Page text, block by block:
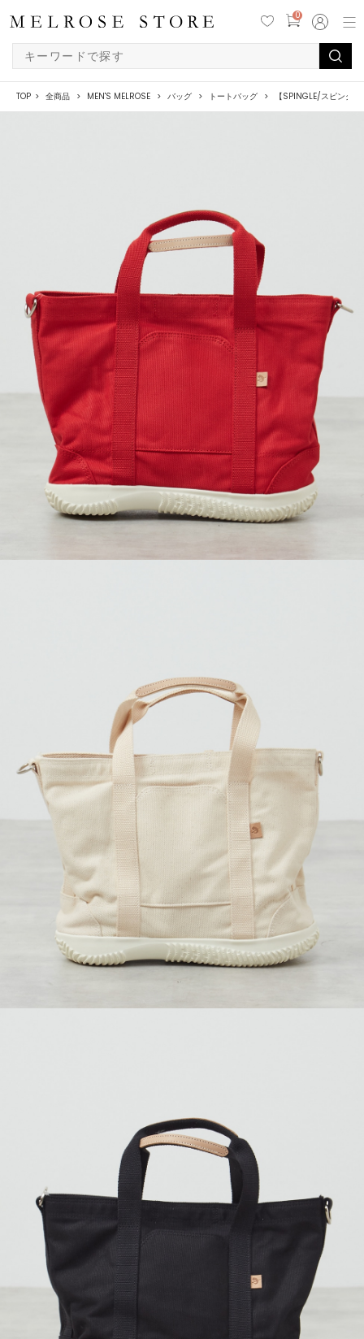
0
TOP 全商品 MEN'S MELROSE バッグ トートバッグ 【SPINGLE/スピング